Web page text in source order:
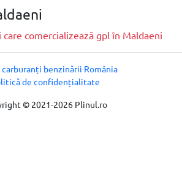
comercializează gpl în Maldaeni
© 2021-2026 Plinul.ro
benzinării România
de confidențialitate